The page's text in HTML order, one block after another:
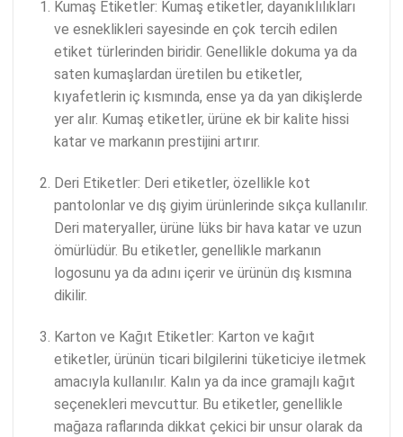
Kumaş Etiketler: Kumaş etiketler, dayanıklılıkları
ve esneklikleri sayesinde en çok tercih edilen
etiket türlerinden biridir. Genellikle dokuma ya da
saten kumaşlardan üretilen bu etiketler,
kıyafetlerin iç kısmında, ense ya da yan dikişlerde
yer alır. Kumaş etiketler, ürüne ek bir kalite hissi
katar ve markanın prestijini artırır.
Deri Etiketler: Deri etiketler, özellikle kot
pantolonlar ve dış giyim ürünlerinde sıkça kullanılır.
Deri materyaller, ürüne lüks bir hava katar ve uzun
ömürlüdür. Bu etiketler, genellikle markanın
logosunu ya da adını içerir ve ürünün dış kısmına
dikilir.
Karton ve Kağıt Etiketler: Karton ve kağıt
etiketler, ürünün ticari bilgilerini tüketiciye iletmek
amacıyla kullanılır. Kalın ya da ince gramajlı kağıt
seçenekleri mevcuttur. Bu etiketler, genellikle
mağaza raflarında dikkat çekici bir unsur olarak da